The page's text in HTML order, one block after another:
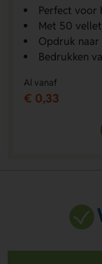
Perfect voor
Met 50
Opdruk naar
Bedrukken
Al vanaf
€ 0,33